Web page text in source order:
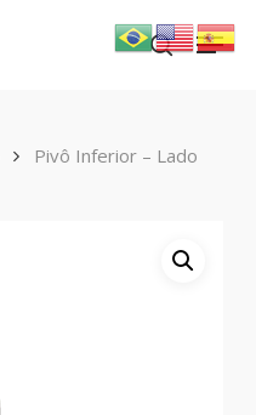
search
Menu
Pivô Inferior – Lado